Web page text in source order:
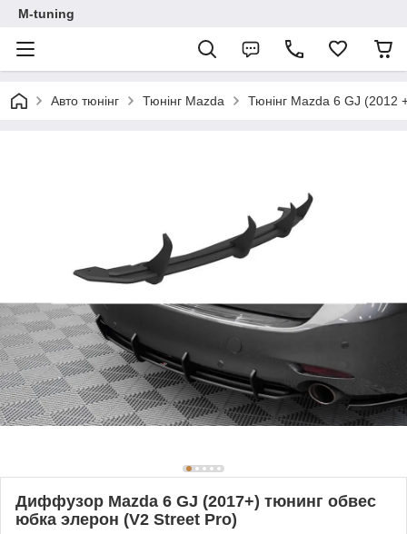
M-tuning
Авто тюнінг Тюнінг Mazda Тюнінг Mazda 6 GJ (2012
Диффузор Mazda 6 GJ (2017+) тюнинг обвес
юбка элерон (V2 Street Pro)